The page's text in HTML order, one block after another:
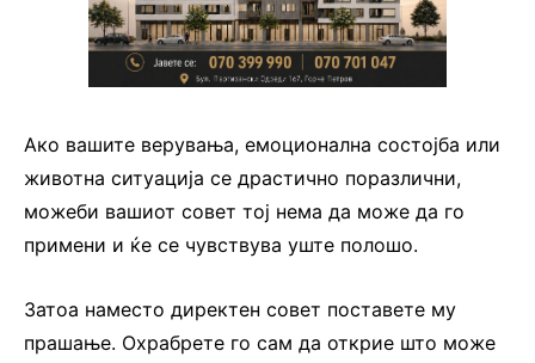
Ако вашите верувања, емоционална состојба или
животна ситуација се драстично поразлични,
можеби вашиот совет тој нема да може да го
примени и ќе се чувствува уште полошо.
Затоа наместо директен совет поставете му
прашање. Охрабрете го сам да открие што може